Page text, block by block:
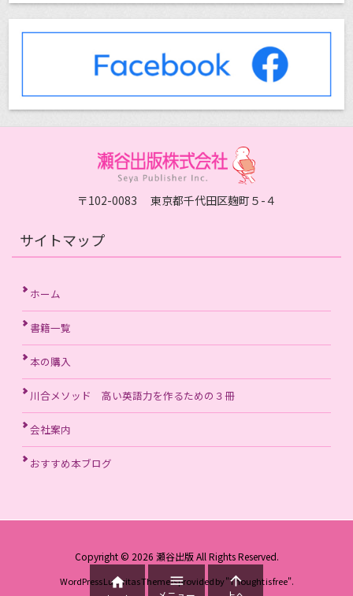
〒102-0083 東京都千代田区麹町５-４
サイトマップ
ホーム
書籍一覧
本の購入
川合メソッド 高い英語力を作るための３冊
会社案内
おすすめ本ブログ
Copyright © 2026 瀬谷出版All Rights Reserved.
WordPress Luxeritas Theme is provided by "Thought is free".
  